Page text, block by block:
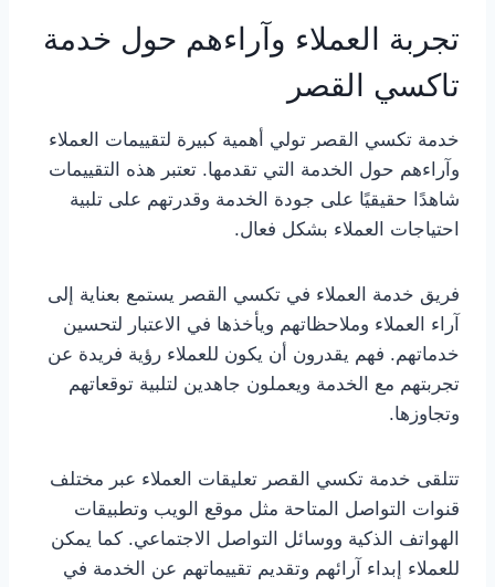
تجربة العملاء وآراءهم حول خدمة
تاكسي القصر
خدمة تكسي القصر تولي أهمية كبيرة لتقييمات العملاء
وآراءهم حول الخدمة التي تقدمها. تعتبر هذه التقييمات
شاهدًا حقيقيًا على جودة الخدمة وقدرتهم على تلبية
احتياجات العملاء بشكل فعال.
فريق خدمة العملاء في تكسي القصر يستمع بعناية إلى
آراء العملاء وملاحظاتهم ويأخذها في الاعتبار لتحسين
خدماتهم. فهم يقدرون أن يكون للعملاء رؤية فريدة عن
تجربتهم مع الخدمة ويعملون جاهدين لتلبية توقعاتهم
وتجاوزها.
تتلقى خدمة تكسي القصر تعليقات العملاء عبر مختلف
قنوات التواصل المتاحة مثل موقع الويب وتطبيقات
الهواتف الذكية ووسائل التواصل الاجتماعي. كما يمكن
للعملاء إبداء آرائهم وتقديم تقييماتهم عن الخدمة في